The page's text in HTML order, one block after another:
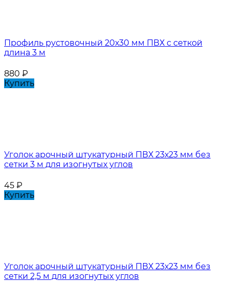
Профиль рустовочный 20х30 мм ПВХ с сеткой
длина 3 м
880 ₽
Купить
Уголок арочный штукатурный ПВХ 23х23 мм без
сетки 3 м для изогнутых углов
45 ₽
Купить
Уголок арочный штукатурный ПВХ 23х23 мм без
сетки 2,5 м для изогнутых углов